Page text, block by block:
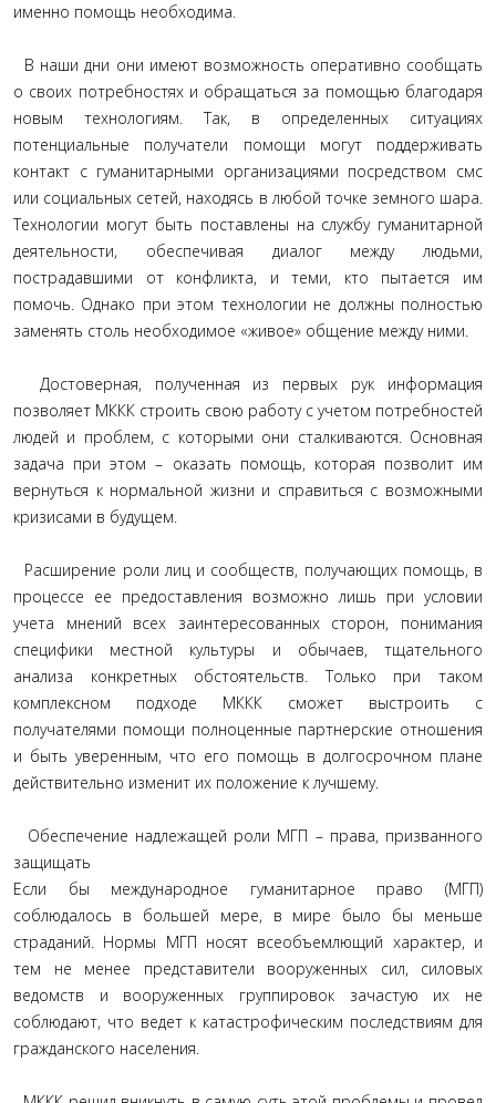
именно помощь необходима.
В наши дни они имеют возможность оперативно сообщать
о своих потребностях и обращаться за помощью благодаря
новым технологиям. Так, в определенных ситуациях
потенциальные получатели помощи могут поддерживать
контакт с гуманитарными организациями посредством смс
или социальных сетей, находясь в любой точке земного шара.
Технологии могут быть поставлены на службу гуманитарной
деятельности, обеспечивая диалог между людьми,
пострадавшими от конфликта, и теми, кто пытается им
помочь. Однако при этом технологии не должны полностью
заменять столь необходимое «живое» общение между ними.
Достоверная, полученная из первых рук информация
позволяет МККК строить свою работу с учетом потребностей
людей и проблем, с которыми они сталкиваются. Основная
задача при этом – оказать помощь, которая позволит им
вернуться к нормальной жизни и справиться с возможными
кризисами в будущем.
Расширение роли лиц и сообществ, получающих помощь, в
процессе ее предоставления возможно лишь при условии
учета мнений всех заинтересованных сторон, понимания
специфики местной культуры и обычаев, тщательного
анализа конкретных обстоятельств. Только при таком
комплексном подходе МККК сможет выстроить с
получателями помощи полноценные партнерские отношения
и быть уверенным, что его помощь в долгосрочном плане
действительно изменит их положение к лучшему.
Обеспечение надлежащей роли МГП – права, призванного
защищать
Если бы международное гуманитарное право (МГП)
соблюдалось в большей мере, в мире было бы меньше
страданий. Нормы МГП носят всеобъемлющий характер, и
тем не менее представители вооруженных сил, силовых
ведомств и вооруженных группировок зачастую их не
соблюдают, что ведет к катастрофическим последствиям для
гражданского населения.